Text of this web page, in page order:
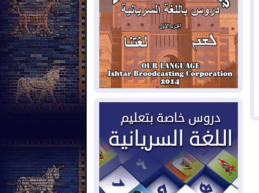
اليوم
2026-08-05
حرائق فرنسا.. توقيف 402
شخص بينهم 156 قاصرا منذ بداية موسم
الحرائق
2026-08-04سومو: إنتاج النفط في إقليم
كوردستان انخفض إلى أقل من 10%
ملفات حقبة الكاظمي تعود إلى
الواجهة.. أنباء عن مراجعات قضائية
وتحقيقات أوسع في قضايا فساد
2026-08-04بيترو يشكو تزوير الانتخابات
الرئاسية ويحذر من "حرب أهلية" في
كولومبيا